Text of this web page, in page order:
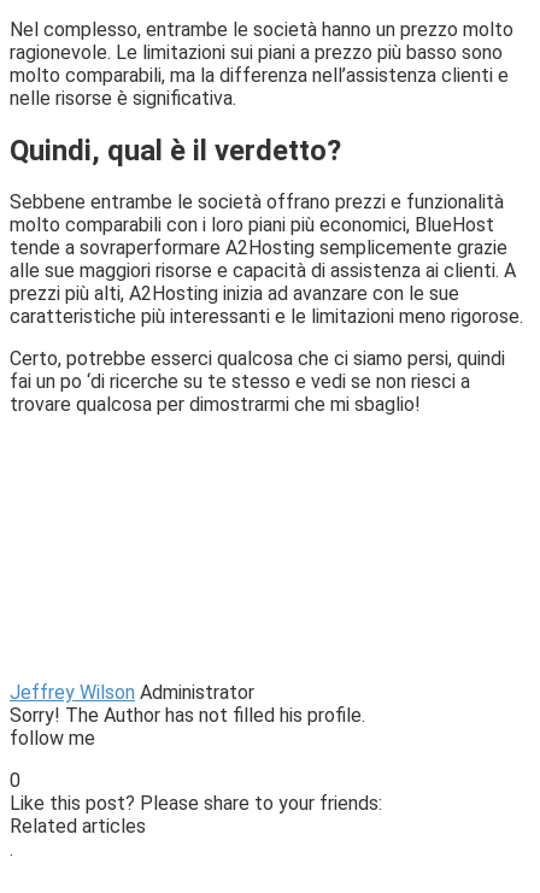
Nel complesso, entrambe le società hanno un prezzo molto
ragionevole. Le limitazioni sui piani a prezzo più basso sono
molto comparabili, ma la differenza nell’assistenza clienti e
nelle risorse è significativa.
Quindi, qual è il verdetto?
Sebbene entrambe le società offrano prezzi e funzionalità
molto comparabili con i loro piani più economici, BlueHost
tende a sovraperformare A2Hosting semplicemente grazie
alle sue maggiori risorse e capacità di assistenza ai clienti. A
prezzi più alti, A2Hosting inizia ad avanzare con le sue
caratteristiche più interessanti e le limitazioni meno rigorose.
Certo, potrebbe esserci qualcosa che ci siamo persi, quindi
fai un po ‘di ricerche su te stesso e vedi se non riesci a
trovare qualcosa per dimostrarmi che mi sbaglio!
Jeffrey Wilson Administrator
Sorry! The Author has not filled his profile.
follow me
0
Like this post? Please share to your friends:
Related articles
.